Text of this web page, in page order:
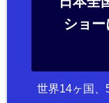
ショ
世界14ヶ国、